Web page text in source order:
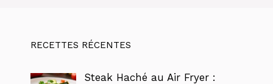
RECETTES RÉCENTES
Steak Haché au Air Fryer :